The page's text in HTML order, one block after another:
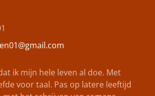
ik mijn hele leven al doe. Met
voor taal. Pas op latere leeftijd